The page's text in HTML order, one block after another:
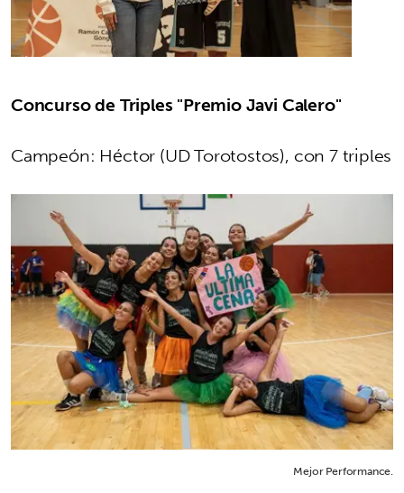
Concurso de Triples "Premio Javi Calero"
Campeón: Héctor (UD Torotostos), con 7 triples
Mejor Performance.